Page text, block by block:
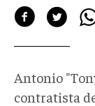
Antonio
contratista